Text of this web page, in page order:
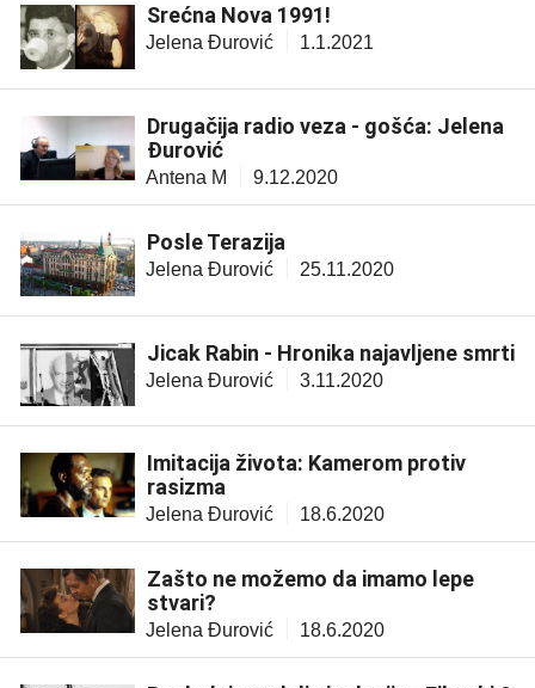
Srećna Nova 1991!
Jelena Đurović 1.1.2021
Drugačija radio veza - gošća: Jelena
Đurović
Antena M 9.12.2020
Posle Terazija
Jelena Đurović 25.11.2020
Jicak Rabin - Hronika najavljene smrti
Jelena Đurović 3.11.2020
Imitacija života: Kamerom protiv
rasizma
Jelena Đurović 18.6.2020
Zašto ne možemo da imamo lepe
stvari?
Jelena Đurović 18.6.2020